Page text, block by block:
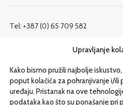
Upravljanje
Kako bismo pružili najbolje
poput kolačića za pohranjivanje i/ili
uređaju. Pristanak na ove
podataka kao što su ponašanje pri
Tel: +387 (0) 65 709 582
redakcija@etrafika.net
Dosije